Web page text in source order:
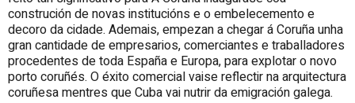
construción de novas institucións e o embelecemento e
decoro da cidade. Ademais, empezan a chegar á Coruña unha
gran cantidade de empresarios, comerciantes e traballadores
procedentes de toda España e Europa, para explotar o novo
porto coruñés. O éxito comercial vaise reflectir na arquitectura
coruñesa mentres que Cuba vai nutrir da emigración galega.